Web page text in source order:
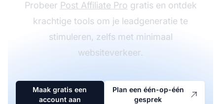
Probeer Post Affiliate Pro gratis en ontdek
krachtige tools om je leadgeneratie te
stimuleren, zelfs met minimaal
websiteverkeer.
Maak gratis een
account aan
Plan een één-op-één
gesprek